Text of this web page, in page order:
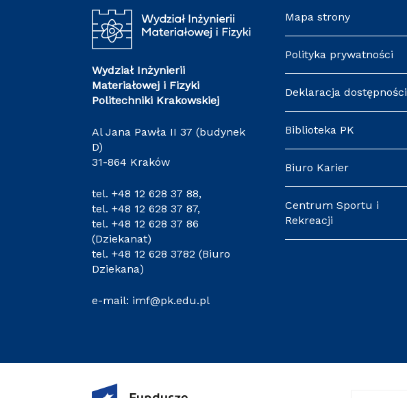
Wydział Inżynierii
Materiałowej i Fizyki
Politechniki Krakowskiej
Al Jana Pawła II 37 (budynek
D)
31-864 Kraków
tel.+48 12 628 37 88,
tel.+48 12 628 37 87,
tel.+48 12 628 37 86
(Dziekanat)
tel.+48 12 628 3782 (Biuro
Dziekana)
e-mail: imf@pk.edu.pl
Mapa strony
Polityka prywatności
Deklaracja dostępności
Biblioteka PK
Biuro Karier
Centrum Sportu i
Rekreacji